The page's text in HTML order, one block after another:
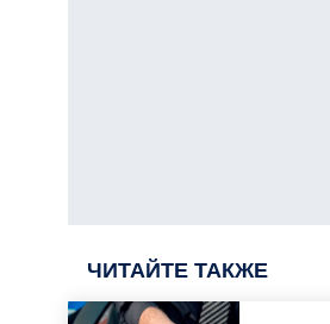
ЧИТАЙТЕ ТАКЖЕ